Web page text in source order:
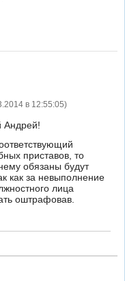
в 12:55:05)
Андрей!
приставов, то
обязаны будут
как за невыполнение
лица
оштрафовав.